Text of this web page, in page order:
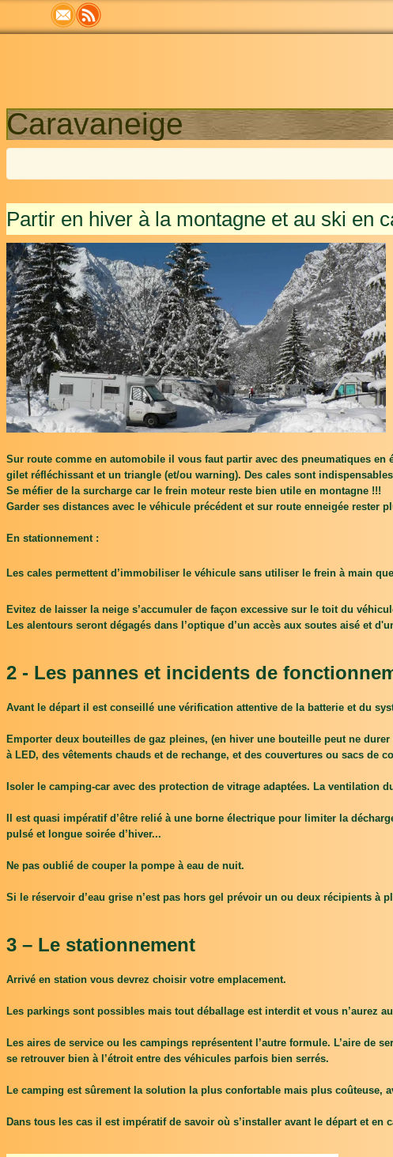
Caravaneige
Partir en hiver à la montagne et au ski en
Sur route comme en automobile il vous faut partir avec des pneumatiques en
gilet réfléchissant et un triangle (et/ou warning). Des cales sont
Se méfier de la surcharge car le frein moteur reste bien utile en montagne !!!
Garder ses distances avec le véhicule précédent et sur route enneigée
En stationnement :
Les cales permettent d’immobiliser le véhicule sans utiliser le frein à main
Evitez de laisser la neige s’accumuler de façon excessive sur le toit du
Les alentours seront dégagés dans l’optique d’un accès aux soutes aisé et
2 - Les pannes et incidents de
Avant le départ il est conseillé une vérification attentive de la batterie et du
Emporter deux bouteilles de gaz pleines, (en hiver une bouteille peut ne
à LED, des vêtements chauds et de rechange, et des couvertures ou sacs de
Isoler le camping-car avec des protection de vitrage adaptées. La
Il est quasi impératif d’être relié à une borne électrique pour limiter la
pulsé et longue soirée d’hiver...
Ne pas oublié de couper la pompe à eau de nuit.
Si le réservoir d’eau grise n’est pas hors gel prévoir un ou deux récipients à
3 – Le stationnement
Arrivé en station vous devrez choisir votre emplacement.
Les parkings sont possibles mais tout déballage est interdit et vous n’aurez
Les aires de service ou les campings représentent l’autre formule. L’aire de
se retrouver bien à l’étroit entre des véhicules parfois bien serrés.
Le camping est sûrement la solution la plus confortable mais plus coûteuse,
Dans tous les cas il est impératif de savoir où s’installer avant le départ et en